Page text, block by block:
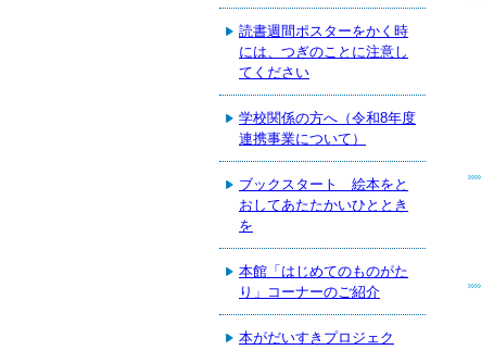
読書週間ポスターをかく時
には、つぎのことに注意し
てください
学校関係の方へ（令和8年度
連携事業について）
ブックスタート 絵本をと
おしてあたたかいひととき
を
本館「はじめてのものがた
り」コーナーのご紹介
本がだいすきプロジェク